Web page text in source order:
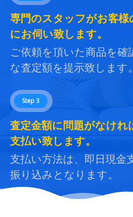
専門のスタッフがお客様
にお伺い致します。
ご依頼を頂いた商品を確
な査定額を提示致します。
Step 3
査定金額に問題がなけれ
支払い致します。
支払い方法は、即日現金
振り込みとなります。